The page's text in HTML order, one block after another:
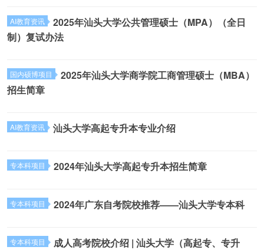
AI教育资讯
2025年汕头大学公共管理硕士（MPA）（全日
制）复试办法
国内硕博项目
2025年汕头大学商学院工商管理硕士（MBA）
招生简章
AI教育资讯 汕头大学高起专升本专业介绍
专本科项目 2024年汕头大学高起专升本招生简章
专本科项目 2024年广东自考院校推荐——汕头大学专本科
专本科项目
成人高考院校介绍 | 汕头大学（高起专、专升